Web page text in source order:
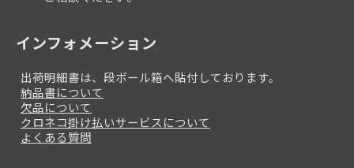
インフォメーション
出荷明細書は、段ボール箱へ貼付しております。
納品書について
欠品について
クロネコ掛け払いサービスについて
よくある質問